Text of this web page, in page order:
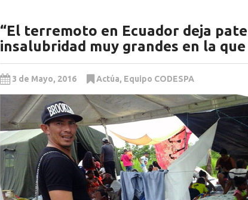
“El terremoto en Ecuador deja
insalubridad muy grandes en la
3 de Mayo, 2016 Actúa, Equipo CODESPA